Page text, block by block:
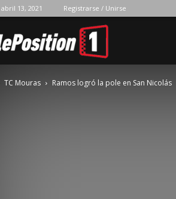
13, 2021 Registrarse / Unirse
Position
TC Mouras Ramos logró la pole en San Nicolás